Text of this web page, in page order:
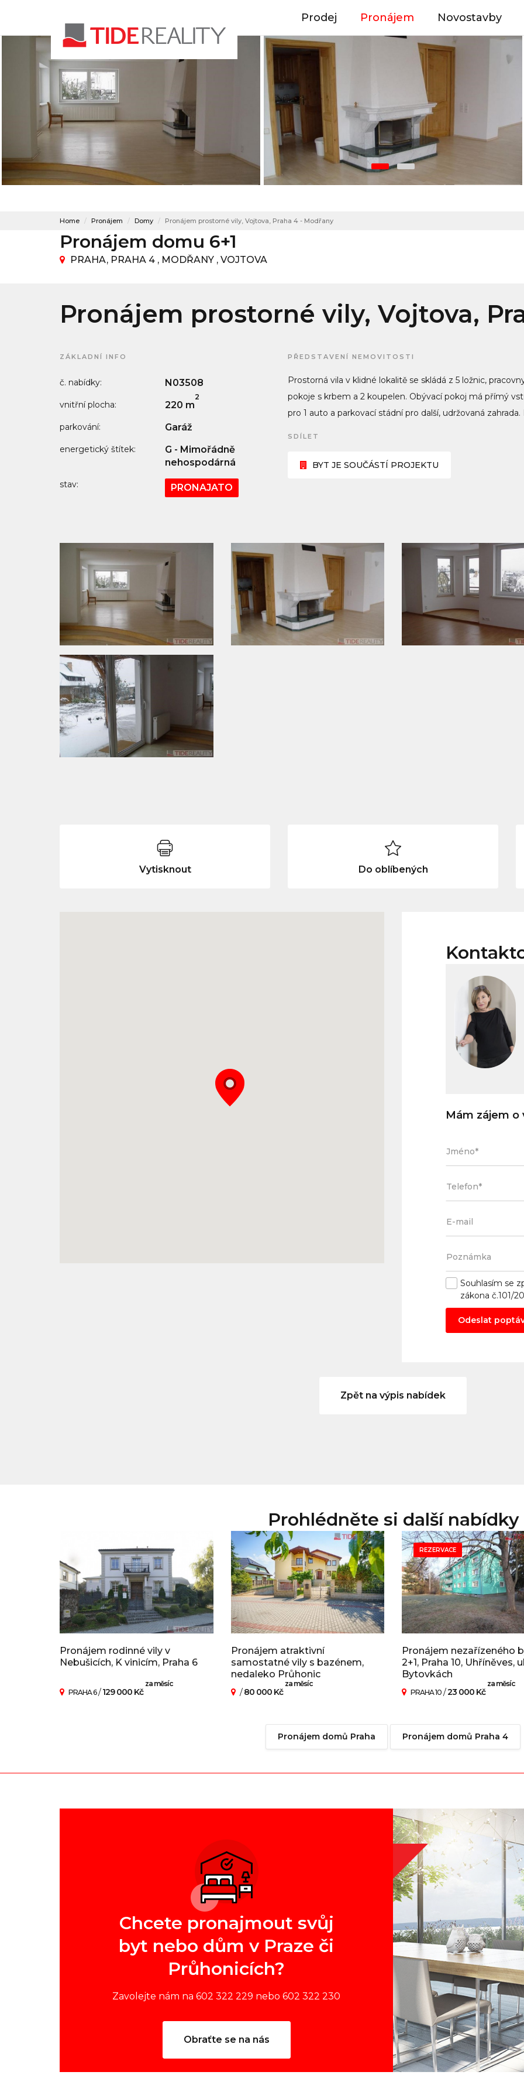
Prodej Pronájem Novostavby
Home Pronájem Domy Pronájem prostorné vily, Vojtova, Praha 4 - Modřany
Pronájem domu 6+1
PRAHA, PRAHA 4 , MODŘANY , VOJTOVA
Pronájem prostorné vily, Vojtova,
ZÁKLADNÍ INFO
č. nabídky: N03508
vnitřní plocha: 220 m
2
parkování: Garáž
energetický štítek:
G - Mimořádně
nehospodárná
stav: PRONAJATO
PŘEDSTAVENÍ NEMOVITOSTI
Prostorná vila v klidné lokalitě se skládá z 5 ložnic,
pokoje s krbem a 2 koupelen. Obývací pokoj má přímý
pro 1 auto a parkovací stádní pro další, udržovaná
SDÍLET
BYT JE SOUČÁSTÍ PROJEKTU
Vytisknout Do oblíbených
Mám zájem
Souhlasím se
zákona č.101/
Odeslat
Zpět na výpis nabídek
Prohlédněte si další nabídky
Pronájem rodinné vily v
Nebušicích, K vinicím, Praha 6
PRAHA 6/129 000 Kč
za měsíc
Pronájem atraktivní
samostatné vily s bazénem,
nedaleko Průhonic
/80 000 Kč
za měsíc
REZERVACE
Pronájem nezařízeného
2+1, Praha 10, Uhříněves,
Bytovkách
PRAHA 10 /23 000 Kč
za měsíc
Pronájem domů Praha Pronájem domů Praha 4
Chcete pronajmout svůj
byt nebo dům v Praze či
Průhonicích?
Zavolejte nám na 602 322 229 nebo 602 322 230
Obraťte se na nás